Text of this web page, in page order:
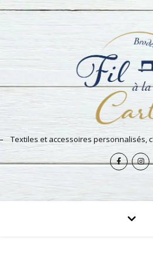
Textiles et accessoires personnalisés,